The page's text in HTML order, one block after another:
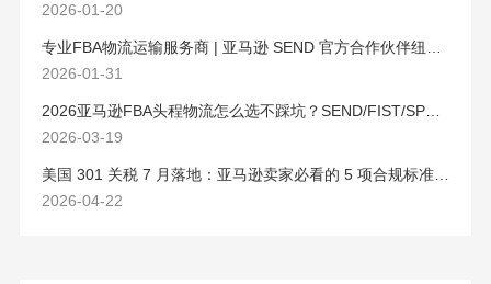
2026-01-20
2026-01-31
2026亚马逊FBA头程物流怎么选不踩坑？SEND/FIST/SPN官方认证物流商，只有这家敢承诺“准达率第一”
2026-03-19
美国 301 关税 7 月落地：亚马逊卖家必看的 5 项合规标准与稳交付方案
2026-04-22